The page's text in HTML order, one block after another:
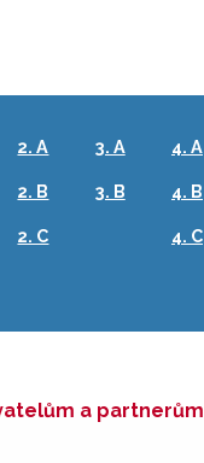
2. A
2. B
2. C
3. A
3. B
4. A
4. B
4. C
a partnerům